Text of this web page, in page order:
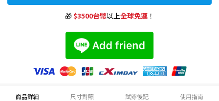
🎁$3500台幣以上全球免運！
商品詳細 尺寸對照 試穿後記 使用指南